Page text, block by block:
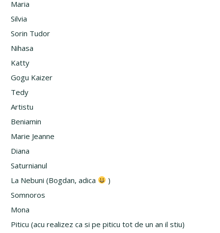
Maria
Silvia
Sorin Tudor
Nihasa
Katty
Gogu Kaizer
Tedy
Artistu
Beniamin
Marie Jeanne
Diana
Saturnianul
La Nebuni (Bogdan, adica
)
Somnoros
Mona
Piticu (acu realizez ca si pe piticu tot de un an il stiu)